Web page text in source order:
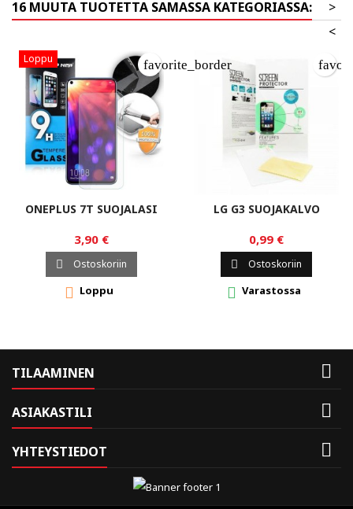
16 MUUTA TUOTETTA SAMASSA KATEGORIASSA:
>
<
Loppu
ONEPLUS 7T SUOJALASI
3,90 €
 Ostoskoriin
 Loppu
favorite_border
LG G3 SUOJAKALVO
0,99 €
 Ostoskoriin
 Varastossa
TILAAMINEN 
ASIAKASTILI 
YHTEYSTIEDOT 